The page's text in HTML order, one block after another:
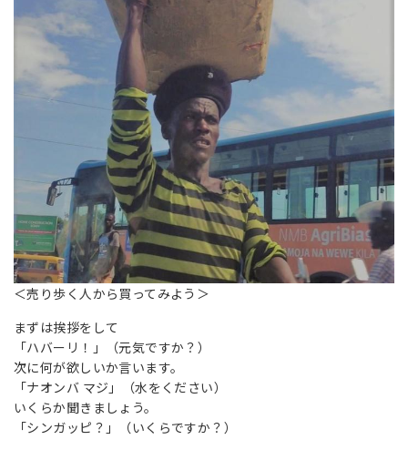
＜売り歩く人から買ってみよう＞
まずは挨拶をして
「ハバーリ！」（元気ですか？）
次に何が欲しいか言います。
「ナオンバ マジ」（水をください）
いくらか聞きましょう。
「シンガッピ？」（いくらですか？）